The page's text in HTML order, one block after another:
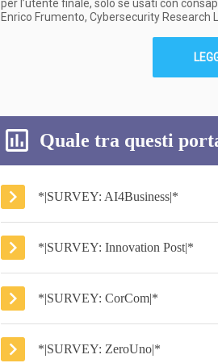
per l’utente finale, solo se usati con
Enrico Frumento, Cybersecurity Research
Quale tra questi
*|SURVEY: AI4Business|*
*|SURVEY: Innovation Post|*
*|SURVEY: CorCom|*
*|SURVEY: ZeroUno|*